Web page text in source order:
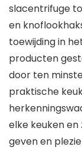
slacentrifuge
en
toewijding in
producten
door ten
praktische
elke keuken
geven en